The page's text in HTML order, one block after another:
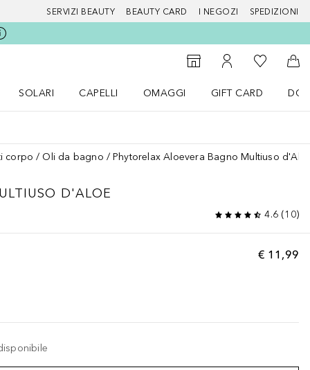
SERVIZI BEAUTY BEAUTY CARD I NEGOZI SPEDIZIONI
StorefinderAl Mio Account
Alla Mia
Al
SOLARI
CAPELLI
OMAGGI
GIFT CARD
corpo Oli da bagno Phytorelax Aloevera Bagno Multiuso
D'ALOE
4.6(10)
€ 11,99